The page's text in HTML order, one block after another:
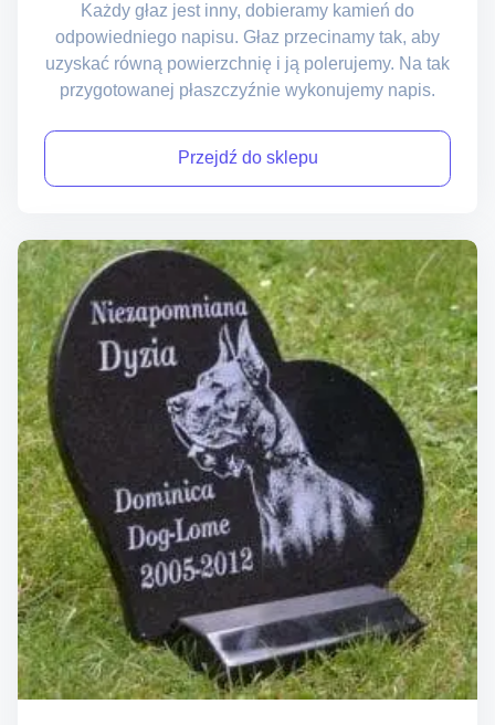
Każdy głaz jest inny, dobieramy kamień do
odpowiedniego napisu. Głaz przecinamy tak, aby
uzyskać równą powierzchnię i ją polerujemy. Na tak
przygotowanej płaszczyźnie wykonujemy napis.
Przejdź do sklepu